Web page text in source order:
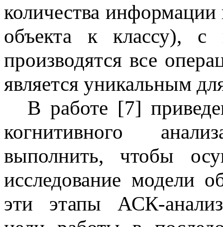
количества
объекта к классу),
производятся все
является уникальным
В работе [7]
когнитивного
выполнить, чтобы
исследование модели
эти этапы АСК-